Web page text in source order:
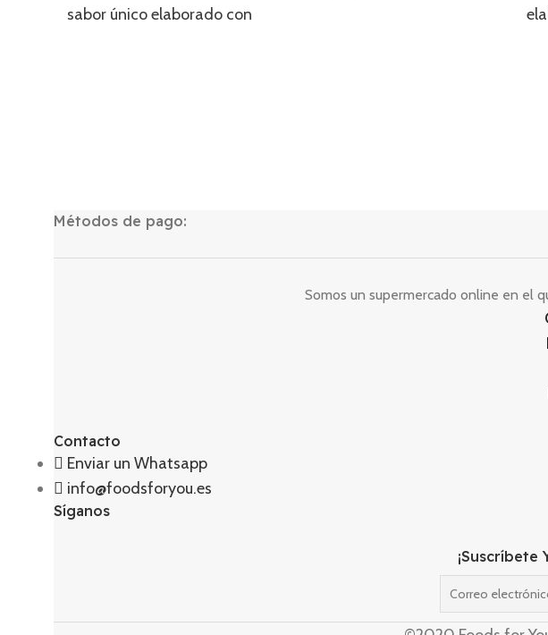
sabor único elaborado con
Métodos de pago:
Somos un supermercado online en el
Contacto
Enviar un Whatsapp
info@foodsforyou.es
Síganos
¡Suscríbete